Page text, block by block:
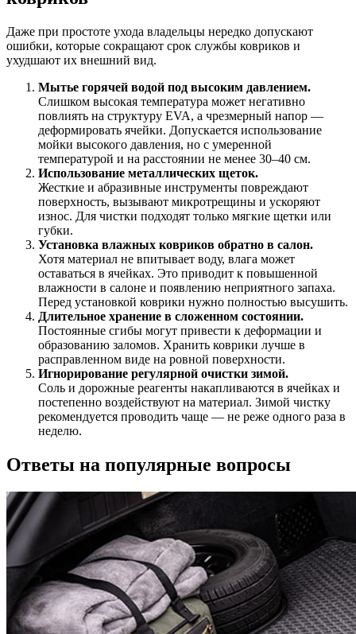
Даже при простоте ухода владельцы нередко допускают
ошибки, которые сокращают срок службы ковриков и
ухудшают их внешний вид.
Мытье горячей водой под высоким давлением.
Слишком высокая температура может негативно
повлиять на структуру EVA, а чрезмерный напор —
деформировать ячейки. Допускается использование
мойки высокого давления, но с умеренной
температурой и на расстоянии не менее 30–40 см.
Использование металлических щеток.
Жесткие и абразивные инструменты повреждают
поверхность, вызывают микротрещины и ускоряют
износ. Для чистки подходят только мягкие щетки или
губки.
Установка влажных ковриков обратно в салон.
Хотя материал не впитывает воду, влага может
оставаться в ячейках. Это приводит к повышенной
влажности в салоне и появлению неприятного запаха.
Перед установкой коврики нужно полностью высушить.
Длительное хранение в сложенном состоянии.
Постоянные сгибы могут привести к деформации и
образованию заломов. Хранить коврики лучше в
расправленном виде на ровной поверхности.
Игнорирование регулярной очистки зимой.
Соль и дорожные реагенты накапливаются в ячейках и
постепенно воздействуют на материал. Зимой чистку
рекомендуется проводить чаще — не реже одного раза в
неделю.
Ответы на популярные вопросы